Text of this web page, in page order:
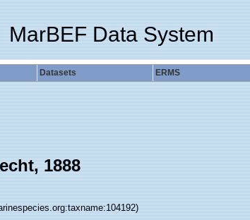
MarBEF Data System
Datasets ERMS
1888